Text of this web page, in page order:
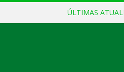
ÚLTIMAS